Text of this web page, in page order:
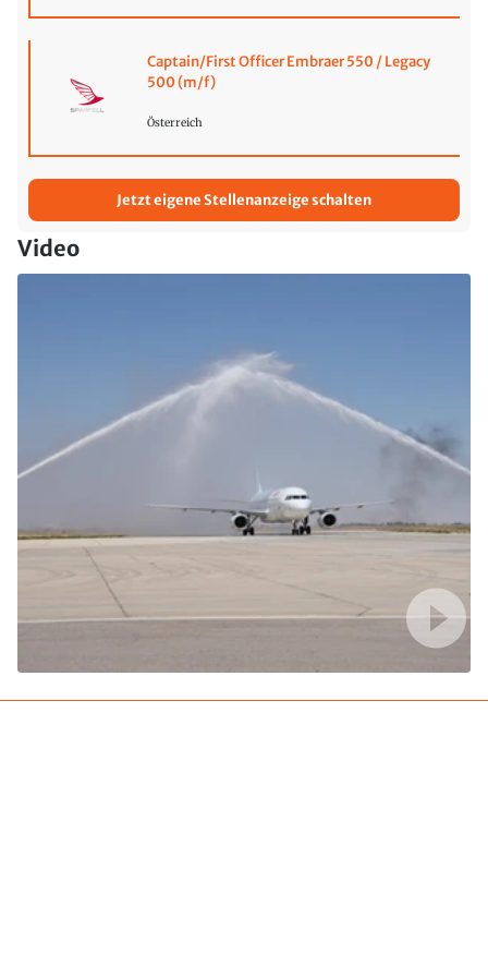
Captain/First Officer Embraer 550 / Legacy
500 (m/f)
Österreich
Jetzt eigene Stellenanzeige schalten
Video